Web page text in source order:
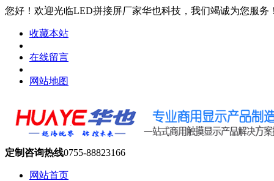
您好！欢迎光临LED拼接屏厂家华也科技，我们竭诚为您服务
收藏本站
在线留言
网站地图
定制咨询热线0755-88823166
网站首页